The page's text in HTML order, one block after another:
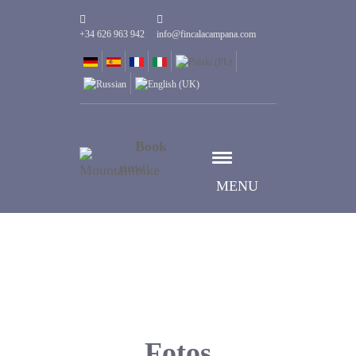
+34 626 963 942 info@fincalacampana.com
MENU
Book
now